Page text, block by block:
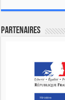
Partenaires